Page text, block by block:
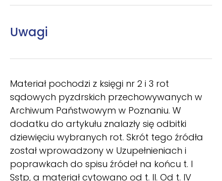
Uwagi
Materiał pochodzi z księgi nr 2 i 3 rot
sądowych pyzdrskich przechowywanych w
Archiwum Państwowym w Poznaniu. W
dodatku do artykułu znalazły się odbitki
dziewięciu wybranych rot. Skrót tego źródła
został wprowadzony w Uzupełnieniach i
poprawkach do spisu źródeł na końcu t. I
Sstp, a materiał cytowano od t. II. Od t. IV